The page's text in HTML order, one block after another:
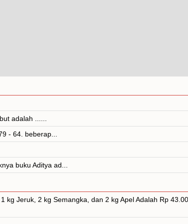
adalah ......
- 64. beberap...
buku Aditya ad...
Jeruk, 2 kg Semangka, dan 2 kg Apel Adalah Rp